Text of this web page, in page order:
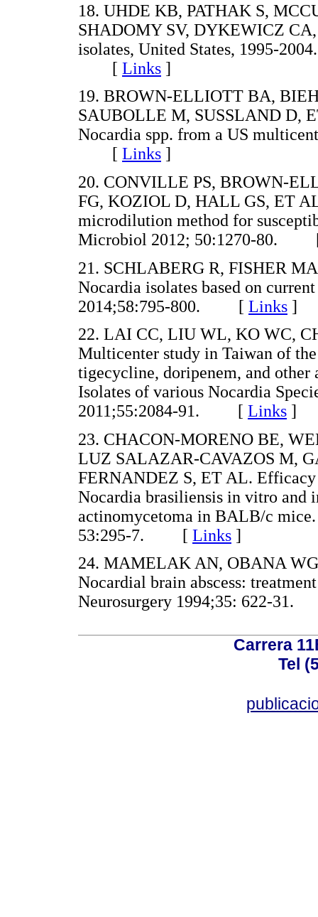
18. UHDE KB, PATHAK S,
SHADOMY SV, DYKEWICZ
isolates, United States, 1995-
[ Links ]
19. BROWN-ELLIOTT BA,
SAUBOLLE M, SUSSLAND D,
Nocardia spp. from a US
[ Links ]
20. CONVILLE PS, BROWN-
FG, KOZIOL D, HALL GS, ET
microdilution method for
Microbiol 2012; 50:1270-
21. SCHLABERG R, FISHER
Nocardia isolates based on
2014;58:795-800. [ Links ]
22. LAI CC, LIU WL, KO WC,
Multicenter study in Taiwan of
tigecycline, doripenem, and
Isolates of various Nocardia
2011;55:2084-91. [ Links ]
23. CHACON-MORENO BE,
LUZ SALAZAR-CAVAZOS M,
FERNANDEZ S, ET AL.
Nocardia brasiliensis in vitro and
actinomycetoma in BALB/c
53:295-7. [ Links ]
24. MAMELAK AN, OBANA
Nocardial brain abscess:
Neurosurgery 1994;35: 622-
Carrera
Tel